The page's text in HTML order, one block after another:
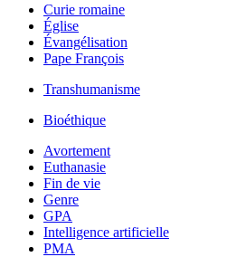
Curie romaine
Église
Évangélisation
Pape François
Transhumanisme
Bioéthique
Avortement
Euthanasie
Fin de vie
Genre
GPA
Intelligence artificielle
PMA